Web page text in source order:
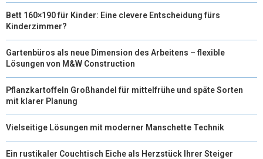
Bett 160×190 für Kinder: Eine clevere Entscheidung fürs
Kinderzimmer?
Gartenbüros als neue Dimension des Arbeitens – flexible
Lösungen von M&W Construction
Pflanzkartoffeln Großhandel für mittelfrühe und späte Sorten
mit klarer Planung
Vielseitige Lösungen mit moderner Manschette Technik
Ein rustikaler Couchtisch Eiche als Herzstück Ihrer Steiger